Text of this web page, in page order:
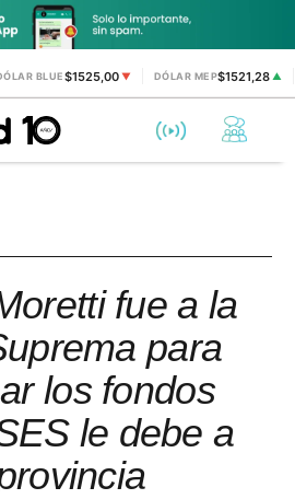
BLUE$1525,00 ▼ DÓLAR MEP$1521,28▲
fue a la
para
los fondos
le debe a